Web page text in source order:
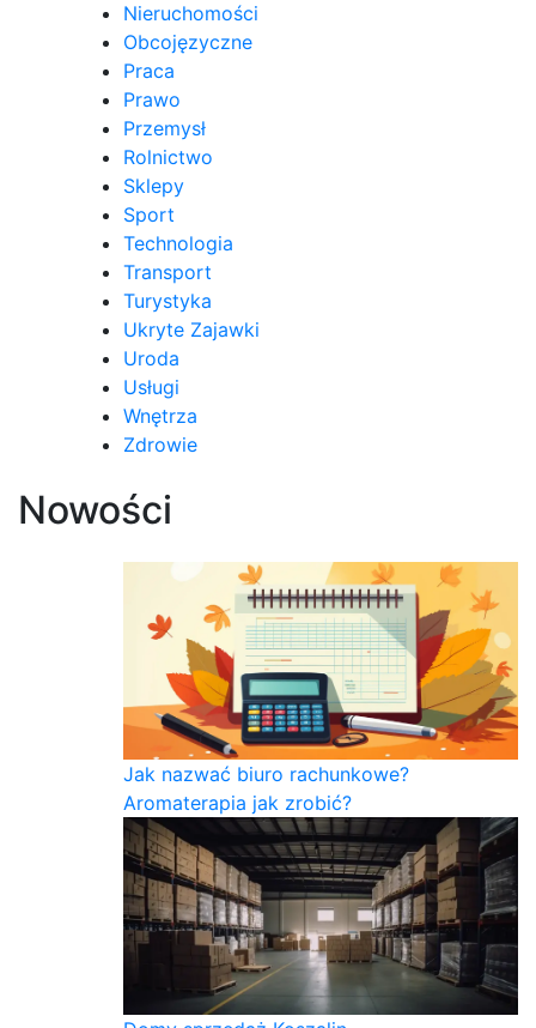
Nieruchomości
Obcojęzyczne
Praca
Prawo
Przemysł
Rolnictwo
Sklepy
Sport
Technologia
Transport
Turystyka
Ukryte Zajawki
Uroda
Usługi
Wnętrza
Zdrowie
Nowości
Jak nazwać biuro rachunkowe?
Aromaterapia jak zrobić?